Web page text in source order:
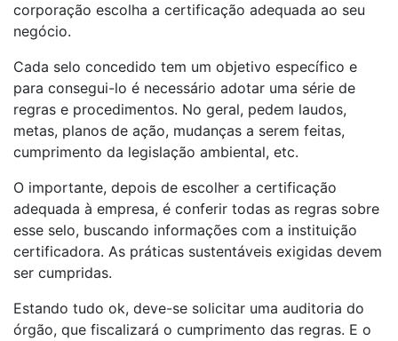
corporação escolha a certificação adequada ao seu
negócio.
Cada selo concedido tem um objetivo específico e
para consegui-lo é necessário adotar uma série de
regras e procedimentos. No geral, pedem laudos,
metas, planos de ação, mudanças a serem feitas,
cumprimento da legislação ambiental, etc.
O importante, depois de escolher a certificação
adequada à empresa, é conferir todas as regras sobre
esse selo, buscando informações com a instituição
certificadora. As práticas sustentáveis exigidas devem
ser cumpridas.
Estando tudo ok, deve-se solicitar uma auditoria do
órgão, que fiscalizará o cumprimento das regras. E o